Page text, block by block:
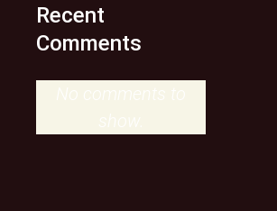
Recent
Comments
No comments to
show.